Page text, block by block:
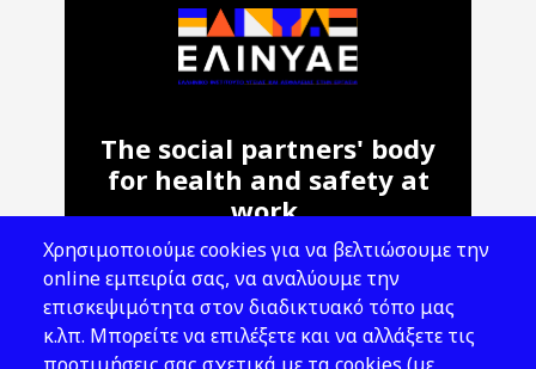
The social partners' body
for health and safety at
work.
Address: 143 Liosion & 6 Thirsiou, 104
45, Athens
T: 210 82 00 100
e: info@elinyae.gr
Χρησιμοποιούμε cookies για να βελτιώσουμε την
online εμπειρία σας, να αναλύουμε την
επισκεψιμότητα στον διαδικτυακό τόπο μας
κ.λπ. Μπορείτε να επιλέξετε και να αλλάξετε τις